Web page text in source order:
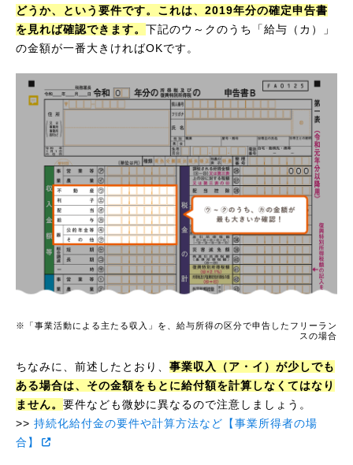
どうか、という要件です。これは、2019年分の確定申告書
を見れば確認できます。 下記のウ～クのうち「給与（カ）」
の金額が一番大きければOKです。
※「事業活動による主たる収入」を、給与所得の区分で申告したフリーラン
スの場合
ちなみに、前述したとおり、 事業収入（ア・イ）が少しでも
ある場合は、その金額をもとに給付額を計算しなくてはなり
ません。 要件なども微妙に異なるので注意しましょう。
>> 持続化給付金の要件や計算方法など【事業所得者の場
合】